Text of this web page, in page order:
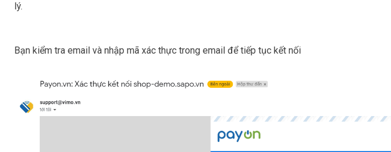
lý.
Bạn kiểm tra email và nhập mã xác thực trong email để tiếp tục kết nối